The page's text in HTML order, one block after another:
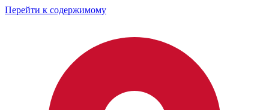
Перейти к содержимому